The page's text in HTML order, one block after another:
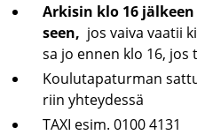
Ar­ki­sin klo 16
seen, jos vaiva vaa­tii
sa jo ennen klo 16, jos
Kou­lu­ta­pa­tur­man
riin yh­tey­des­sä
TAXI esim. 0100 4131